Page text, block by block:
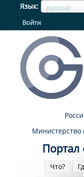
Язык русский
ЯзыкЯзык
Войти
Министерство
Что?